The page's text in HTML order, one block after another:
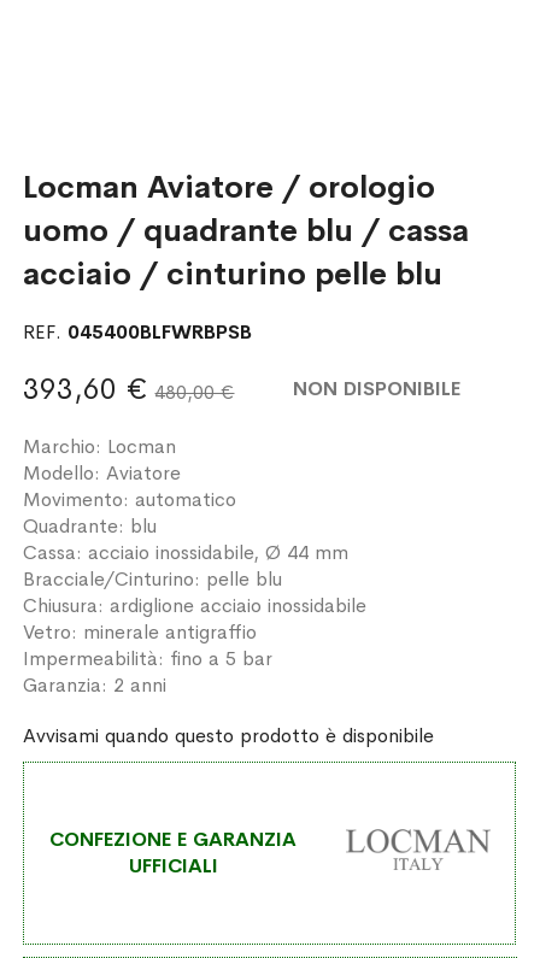
Locman Aviatore / orologio
uomo / quadrante blu / cassa
acciaio / cinturino pelle blu
REF. 045400BLFWRBPSB
393,60 € 480,00 € NON DISPONIBILE
Marchio: Locman
Modello: Aviatore
Movimento: automatico
Quadrante: blu
Cassa: acciaio inossidabile, Ø 44 mm
Bracciale/Cinturino: pelle blu
Chiusura: ardiglione acciaio inossidabile
Vetro: minerale antigraffio
Impermeabilità: fino a 5 bar
Garanzia: 2 anni
Avvisami quando questo prodotto è disponibile
CONFEZIONE E GARANZIA
UFFICIALI